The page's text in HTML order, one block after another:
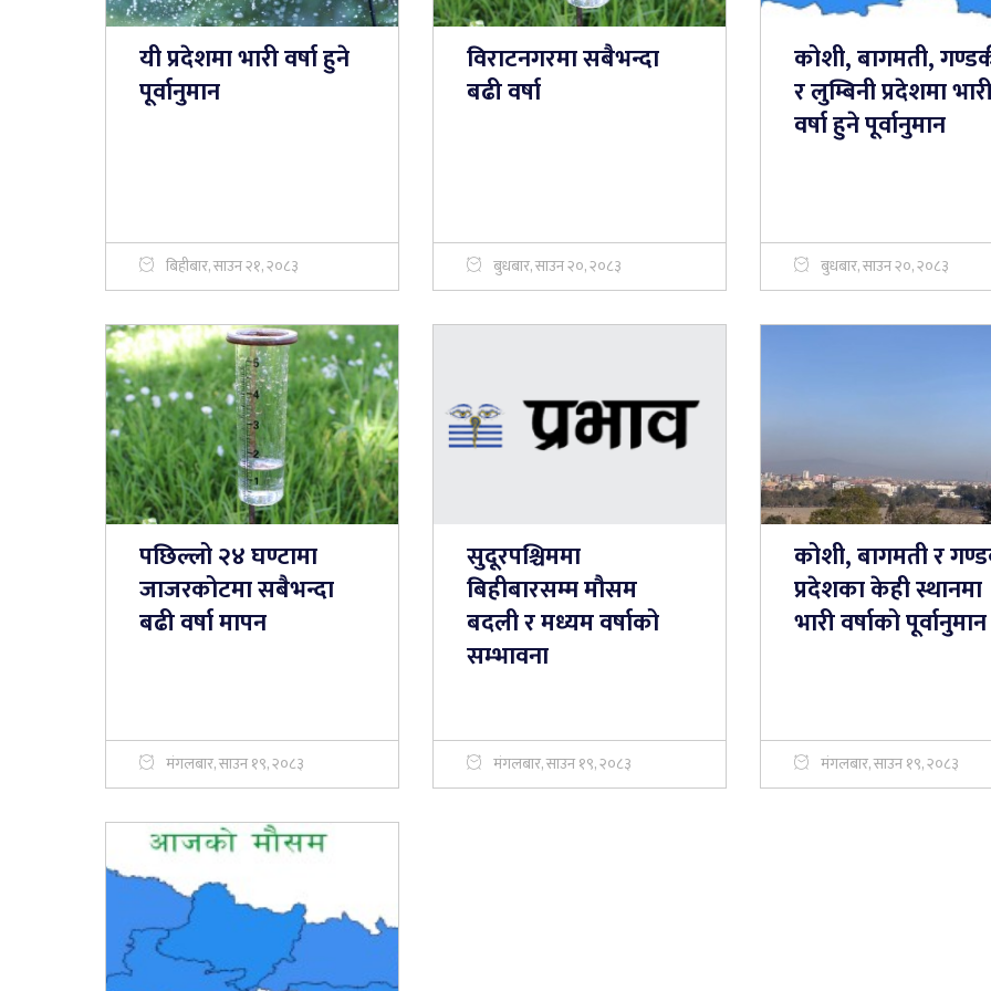
यी प्रदेशमा भारी वर्षा हुने
पूर्वानुमान
बिहीबार, साउन २१, २०८३
विराटनगरमा सबैभन्दा
बढी वर्षा
बुधबार, साउन २०, २०८३
कोशी, बागमती,
र लुम्बिनी प्रदेशमा
वर्षा हुने पूर्वानुमान
बुधबार, साउन २०, २०८३
पछिल्लो २४ घण्टामा
जाजरकोटमा सबैभन्दा
बढी वर्षा मापन
मंगलबार, साउन १९, २०८३
सुदूरपश्चिममा
बिहीबारसम्म मौसम
बदली र मध्यम वर्षाको
सम्भावना
मंगलबार, साउन १९, २०८३
कोशी, बागमती र
प्रदेशका केही स्थानमा
भारी वर्षाको पूर्वानुमान
मंगलबार, साउन १९, २०८३